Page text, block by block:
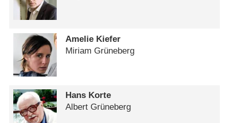
Amelie Kiefer
Miriam Grüneberg
Hans Korte
Albert Grüneberg